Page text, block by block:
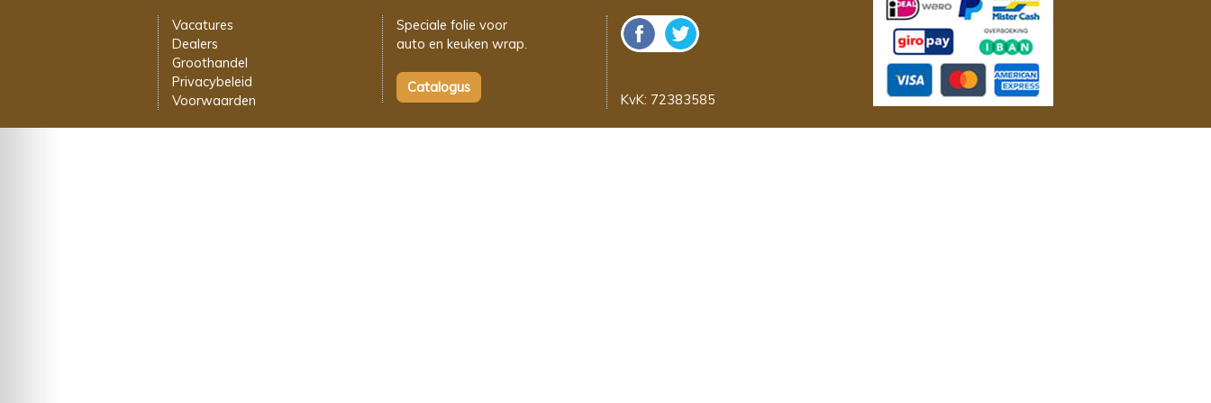
Vacatures
Dealers
Groothandel
Privacybeleid
Voorwaarden
Speciale folie voor
auto en keuken wrap.
KvK: 72383585